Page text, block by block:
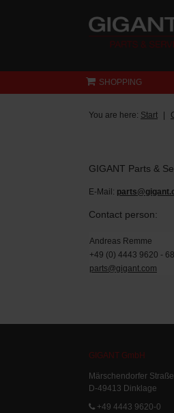
SHOPPING
You are here: Start
GIGANT Parts &
E-Mail:
Contact person:
Andreas Remme
+49 (0) 4443 9620 - 68
parts@gigant.com
GIGANT GmbH
Märschendorfer
D-49413 Dinklage
+49 4443 9620-0